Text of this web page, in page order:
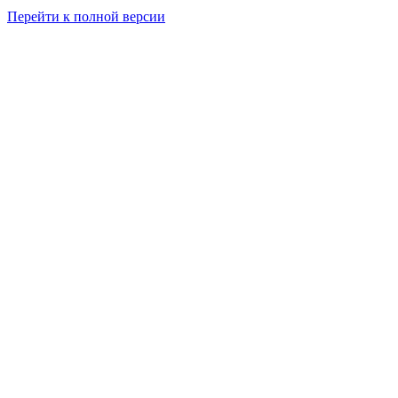
Перейти к полной версии